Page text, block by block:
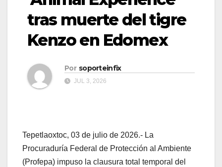
tras muerte del tigre
Kenzo en Edomex
Por soporteinfix
JUL 3, 2026
Tepetlaoxtoc, 03 de julio de 2026.- La
Procuraduría Federal de Protección al Ambiente
(Profepa) impuso la clausura total temporal del